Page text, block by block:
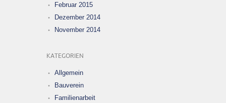
Februar 2015
Dezember 2014
November 2014
KATEGORIEN
Allgemein
Bauverein
Familienarbeit